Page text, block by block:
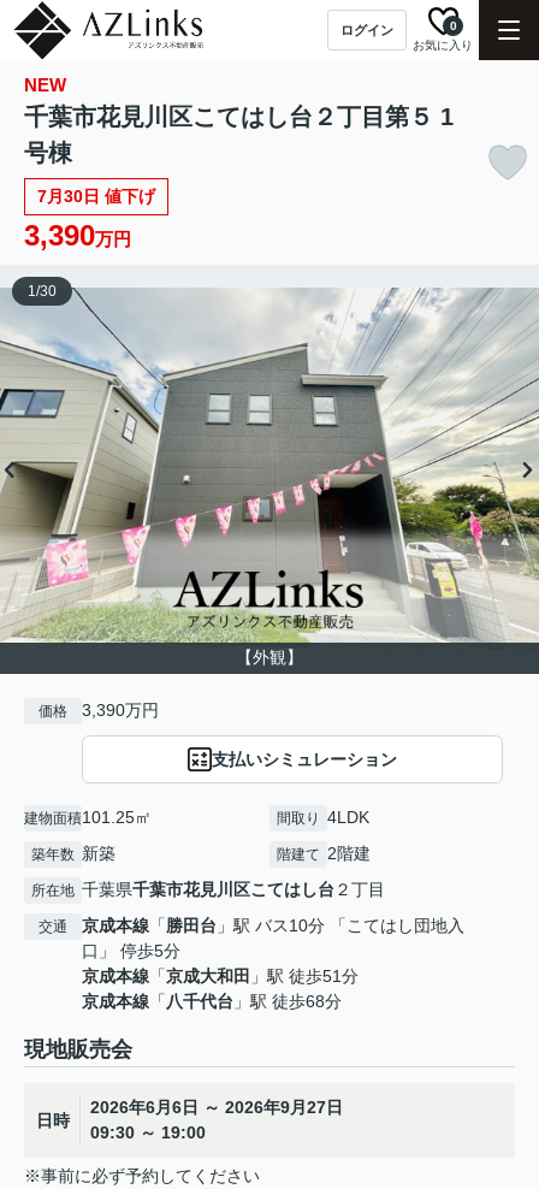
ログイン
お気に入り
0
NEW
千葉市花見川区こてはし台２丁目第５ 1
号棟
7月30日 値下げ
3,390万円
【外観】
1/30
価格 3,390万円
支払いシミュレーション
建物面積101.25㎡ 間取り 4LDK
築年数 新築 階建て 2階建
所在地 千葉県千葉市花見川区こてはし台 ２丁目
交通 京成本線 「勝田台 」駅 バス10分 「こてはし団地入
口」 停歩5分
京成本線 「京成大和田 」駅 徒歩51分
京成本線 「八千代台 」駅 徒歩68分
現地販売会
日時
2026年6月6日 ～ 2026年9月27日
09:30 ～ 19:00
※事前に必ず予約してください